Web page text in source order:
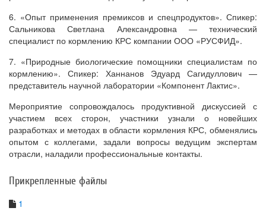
6. «Опыт применения премиксов и спецпродуктов». Спикер:
Сальникова Светлана Александровна — технический
специалист по кормлению КРС компании ООО «РУСФИД».
7. «Природные биологические помощники специалистам по
кормлению». Спикер: Ханнанов Эдуард Сагидуллович —
представитель научной лаборатории «Компонент Лактис».
Мероприятие сопровождалось продуктивной дискуссией с
участием всех сторон, участники узнали о новейших
разработках и методах в области кормления КРС, обменялись
опытом с коллегами, задали вопросы ведущим экспертам
отрасли, наладили профессиональные контакты.
Прикрепленные файлы
1